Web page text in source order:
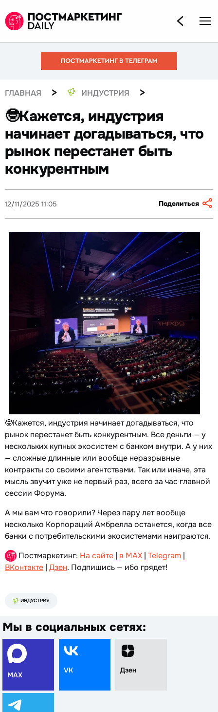
ГЛАВНАЯ > ИНДУСТРИЯ >
🤓Кажется, индустрия
начинает догадываться, что
рынок перестанет быть
конкурентным
12/11/2025 11:05 Поделиться
🤓Кажется, индустрия начинает догадываться, что
рынок перестанет быть конкурентным. Все деньги — у
нескольких купных экосистем с банком внутри. А у них
— сложные длинные или вообще неразрывные
контракты со своими агентствами. Так или иначе, эта
мысль звучит уже не первый раз, всего за час главной
сессии Форума.
А мы вам что говорили? Через пару лет вообще
несколько Корпораций Амбрелла останется, когда все
банки с потребительскими экосистемами наиграются.
Постмаркетинг: На сайте | в MAX | Telegram |
ВКонтакте | Дзен. Подпишись — ибо грядет!
ИНДУСТРИЯ
Мы в социальных сетях:
MAX
VK Дзен